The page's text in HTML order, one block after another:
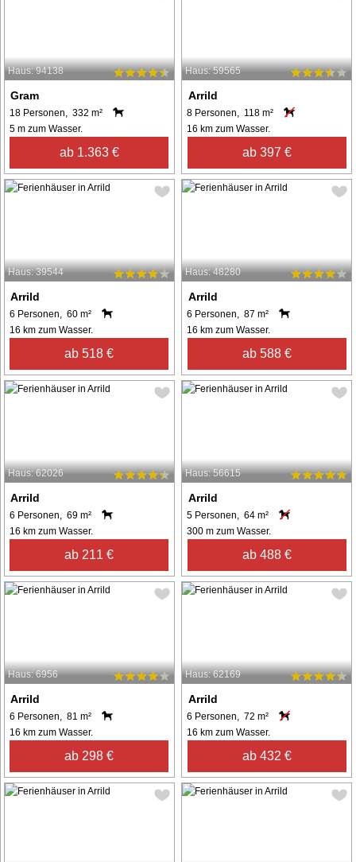
Haus: 94138
Gram
18 Personen, 332 m²
5 m zum Wasser.
ab 1.363 €
Haus: 59565
Arrild
8 Personen, 118 m²
16 km zum Wasser.
ab 397 €
Haus: 39544
Arrild
6 Personen, 60 m²
16 km zum Wasser.
ab 518 €
Haus: 48280
Arrild
6 Personen, 87 m²
16 km zum Wasser.
ab 588 €
Haus: 62026
Arrild
6 Personen, 69 m²
16 km zum Wasser.
ab 211 €
Haus: 56615
Arrild
5 Personen, 64 m²
300 m zum Wasser.
ab 488 €
Haus: 6956
Arrild
6 Personen, 81 m²
16 km zum Wasser.
ab 298 €
Haus: 62169
Arrild
6 Personen, 72 m²
16 km zum Wasser.
ab 432 €